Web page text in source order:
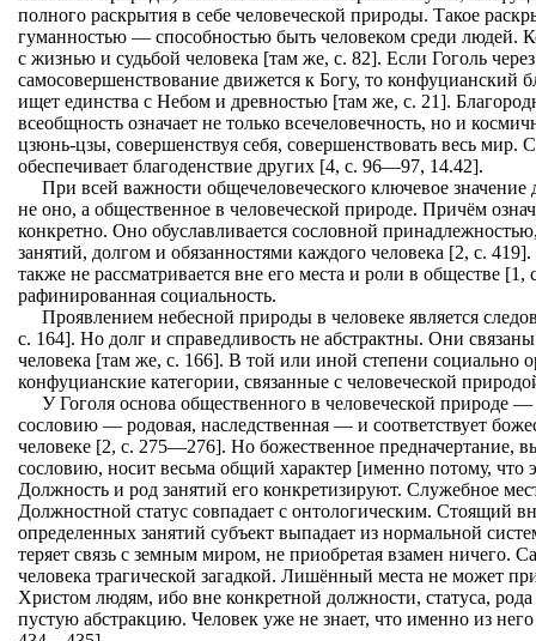
полного раскрытия в себе человеческой природы. Такое
гуманностью — способностью быть человеком среди людей.
с жизнью и судьбой человека [там же, с. 82]. Если Гоголь
самосовершенствование движется к Богу, то
ищет единства с Небом и древностью [там же, с. 21].
всеобщность означает не только всечеловечность, но и
цзюнь-цзы, совершенствуя себя, совершенствовать весь мир.
обеспечивает благоденствие других [4, с. 96—97, 14.42].
При всей важности общечеловеческого ключевое значение
не оно, а общественное в человеческой природе. Причём
конкретно. Оно обуславливается сословной
занятий, долгом и обязанностями каждого человека [2, с.
также не рассматривается вне его места и роли в обществе [1,
рафинированная социальность.
Проявлением небесной природы в человеке является
с. 164]. Но долг и справедливость не абстрактны. Они
человека [там же, с. 166]. В той или иной степени социально
конфуцианские категории, связанные с человеческой
У Гоголя основа общественного в человеческой природе
сословию — родовая, наследственная — и соответствует
человеке [2, с. 275—276]. Но божественное предначертание,
сословию, носит весьма общий характер [именно потому, что
Должность и род занятий его конкретизируют. Служебное
Должностной статус совпадает с онтологическим. Стоящий
определенных занятий субъект выпадает из нормальной
теряет связь с земным миром, не приобретая взамен ничего.
человека трагической загадкой. Лишённый места не может
Христом людям, ибо вне конкретной должности, статуса, рода
пустую абстракцию. Человек уже не знает, что именно из